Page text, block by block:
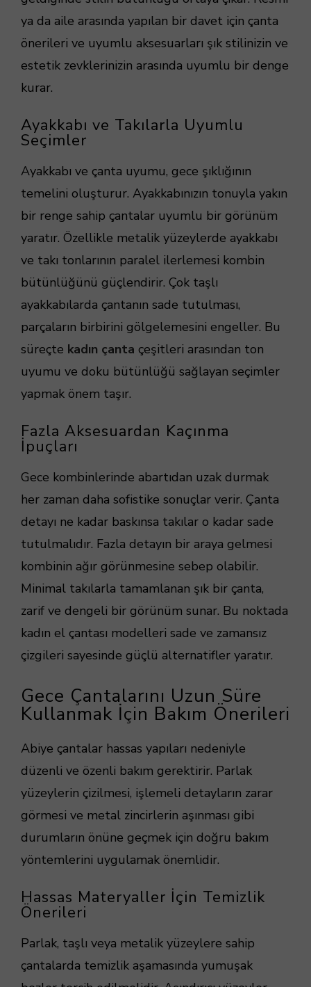
ya da aile arasında yapılan bir davet için çanta
önerileri ve uyumlu aksesuarları şık stilinizin ve
estetik zevklerinizin arasında uyumlu bir denge
kurar.
Ayakkabı ve Takılarla Uyumlu
Seçimler
Ayakkabı ve çanta uyumu, gece şıklığının
temelini oluşturur. Ayakkabınızın tonuyla yakın
bir renge sahip çantalar uyumlu bir görünüm
yaratır. Özellikle metalik yüzeylerde ayakkabı
ve takı tonlarının paralel ilerlemesi kombin
bütünlüğünü güçlendirir. Çok taşlı
ayakkabılarda çantanın sade tutulması,
parçaların birbirini gölgelemesini engeller. Bu
süreçte kadın çanta çeşitleri arasından ton
uyumu ve doku bütünlüğü sağlayan seçimler
yapmak önem taşır.
Fazla Aksesuardan Kaçınma
İpuçları
Gece kombinlerinde abartıdan uzak durmak
her zaman daha sofistike sonuçlar verir. Çanta
detayı ne kadar baskınsa takılar o kadar sade
tutulmalıdır. Fazla detayın bir araya gelmesi
kombinin ağır görünmesine sebep olabilir.
Minimal takılarla tamamlanan şık bir çanta,
zarif ve dengeli bir görünüm sunar. Bu noktada
kadın el çantası modelleri sade ve zamansız
çizgileri sayesinde güçlü alternatifler yaratır.
Gece Çantalarını Uzun Süre
Kullanmak İçin Bakım Önerileri
Abiye çantalar hassas yapıları nedeniyle
düzenli ve özenli bakım gerektirir. Parlak
yüzeylerin çizilmesi, işlemeli detayların zarar
görmesi ve metal zincirlerin aşınması gibi
durumların önüne geçmek için doğru bakım
yöntemlerini uygulamak önemlidir.
Hassas Materyaller İçin Temizlik
Önerileri
Parlak, taşlı veya metalik yüzeylere sahip
çantalarda temizlik aşamasında yumuşak